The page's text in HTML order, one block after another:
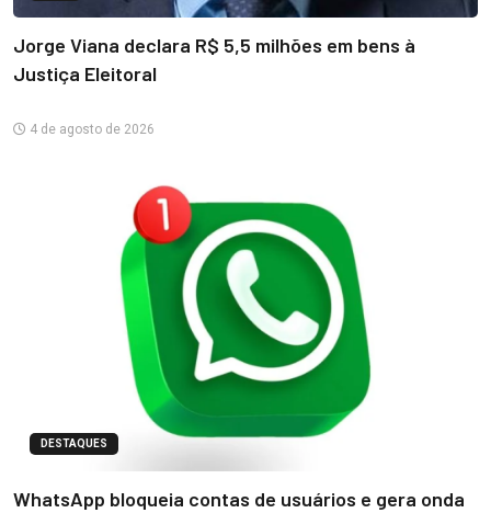
Jorge Viana declara R$ 5,5 milhões em bens à
Justiça Eleitoral
4 de agosto de 2026
DESTAQUES
WhatsApp bloqueia contas de usuários e gera onda